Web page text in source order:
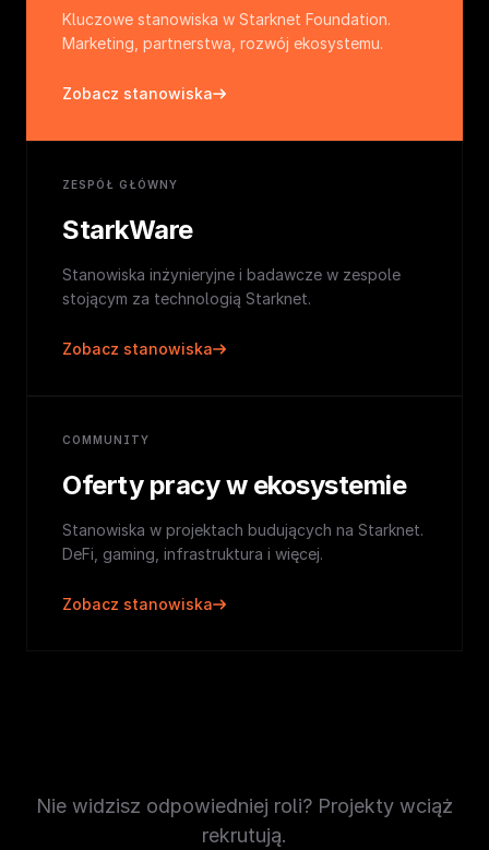
Kluczowe stanowiska w Starknet Foundation.
Marketing, partnerstwa, rozwój ekosystemu.
Zobacz stanowiska
ZESPÓŁ GŁÓWNY
StarkWare
Stanowiska inżynieryjne i badawcze w zespole
stojącym za technologią Starknet.
Zobacz stanowiska
COMMUNITY
Oferty pracy w ekosystemie
Stanowiska w projektach budujących na Starknet.
DeFi, gaming, infrastruktura i więcej.
Zobacz stanowiska
Nie widzisz odpowiedniej roli? Projekty wciąż
rekrutują.